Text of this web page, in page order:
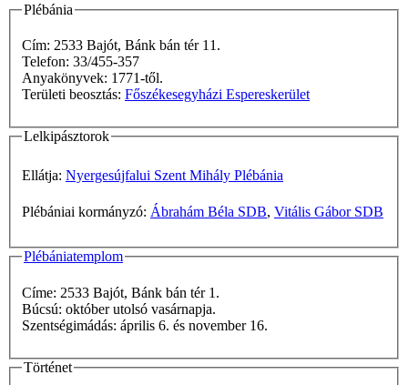
Plébánia
Cím: 2533 Bajót, Bánk bán tér 11.
Telefon: 33/455-357
Anyakönyvek: 1771-től.
Területi beosztás: Főszékesegyházi Espereskerület
Lelkipásztorok
Ellátja: Nyergesújfalui Szent Mihály Plébánia
Plébániai kormányzó: Ábrahám Béla SDB, Vitális Gábor SDB
Plébániatemplom
Címe: 2533 Bajót, Bánk bán tér 1.
Búcsú: október utolsó vasárnapja.
Szentségimádás: április 6. és november 16.
Történet